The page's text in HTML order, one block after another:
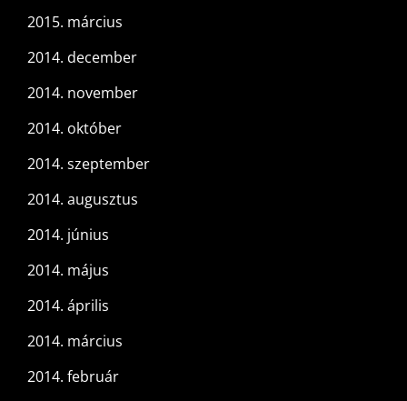
2015. március
2014. december
2014. november
2014. október
2014. szeptember
2014. augusztus
2014. június
2014. május
2014. április
2014. március
2014. február